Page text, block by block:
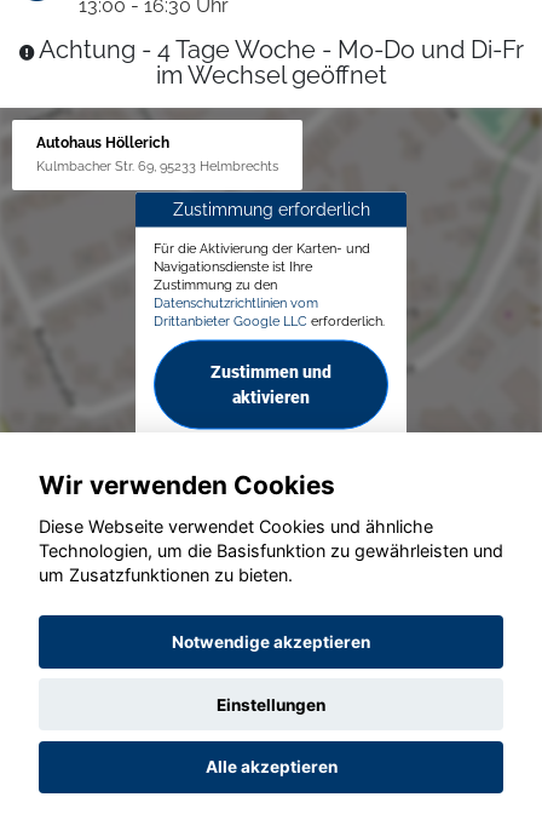
13:00 - 16:30 Uhr
Achtung - 4 Tage Woche - Mo-Do und Di-Fr
im Wechsel geöffnet
Autohaus Höllerich
Kulmbacher Str. 69, 95233 Helmbrechts
Zustimmung erforderlich
Für die Aktivierung der Karten- und
Navigationsdienste ist Ihre
Zustimmung zu den
Datenschutzrichtlinien vom
Drittanbieter Google LLC erforderlich.
Zustimmen und
aktivieren
© konjunkturmotor.de GmbH 2020 - 2026
Wir verwenden Cookies
Diese Webseite verwendet Cookies und ähnliche
Technologien, um die Basisfunktion zu gewährleisten und
um Zusatzfunktionen zu bieten.
Notwendige akzeptieren
Einstellungen
Alle akzeptieren